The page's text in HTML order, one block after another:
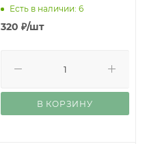
Есть в наличии: 6
320 ₽/шт
В КОРЗИНУ